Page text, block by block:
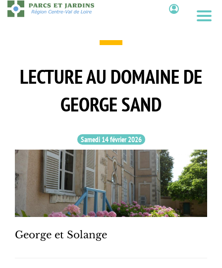
Aller
au
LECTURE AU DOMAINE DE
GEORGE SAND
Samedi 14 février 2026
George et Solange